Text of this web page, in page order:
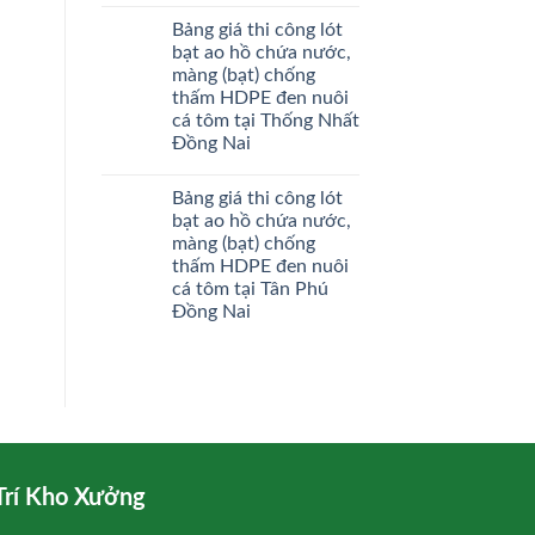
Bảng giá thi công lót
bạt ao hồ chứa nước,
màng (bạt) chống
thấm HDPE đen nuôi
cá tôm tại Thống Nhất
Đồng Nai
Bảng giá thi công lót
bạt ao hồ chứa nước,
màng (bạt) chống
thấm HDPE đen nuôi
cá tôm tại Tân Phú
Đồng Nai
Kho Xưởng